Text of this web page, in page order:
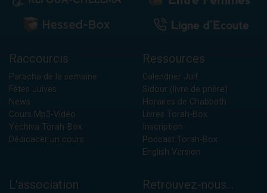
Raccourcis
Paracha de la semaine
Fêtes Juives
News
Cours Mp3-Vidéo
Yéchiva Torah-Box
Dédicacer un cours
Ressources
Calendrier Juif
Sidour (livre de prière)
Horaires de Chabbath
Livres Torah-Box
Inscription
Podcast Torah-Box
English Version
L'association Retrouvez-nous...